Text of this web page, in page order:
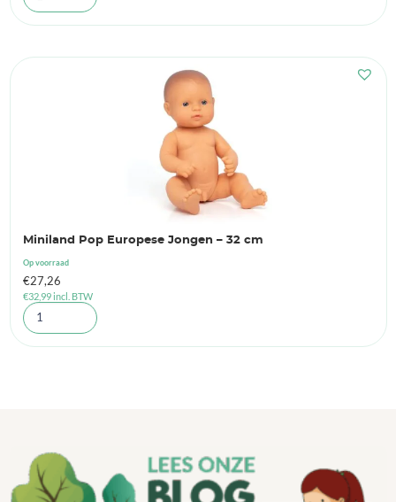
Miniland Pop Europese Jongen – 32 cm
Op voorraad
€27,26
€32,99incl. BTW